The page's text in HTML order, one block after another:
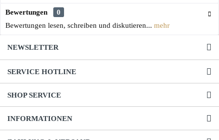
Bewertungen
0
Bewertungen lesen, schreiben und diskutieren... mehr
NEWSLETTER
SERVICE HOTLINE
SHOP SERVICE
INFORMATIONEN